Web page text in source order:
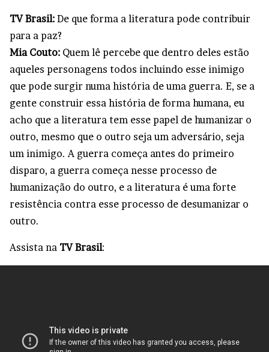
TV Brasil: De que forma a literatura pode contribuir
para a paz?
Mia Couto: Quem lê percebe que dentro deles estão
aqueles personagens todos incluindo esse inimigo
que pode surgir numa história de uma guerra. E, se a
gente construir essa história de forma humana, eu
acho que a literatura tem esse papel de humanizar o
outro, mesmo que o outro seja um adversário, seja
um inimigo. A guerra começa antes do primeiro
disparo, a guerra começa nesse processo de
humanização do outro, e a literatura é uma forte
resistência contra esse processo de desumanizar o
outro.
Assista na TV Brasil: